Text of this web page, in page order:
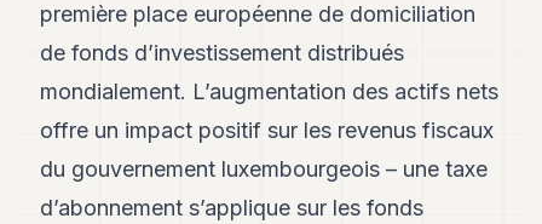
28
Andy
Andy
24
23
première place européenne de domiciliation
de fonds d’investissement distribués
mondialement. L’augmentation des actifs nets
offre un impact positif sur les revenus fiscaux
du gouvernement luxembourgeois – une taxe
d’abonnement s’applique sur les fonds